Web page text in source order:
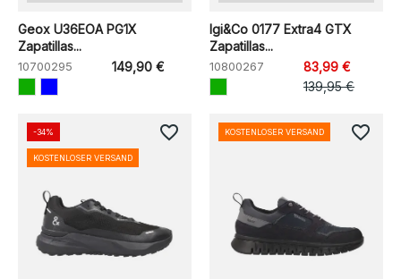
Geox U36EOA PG1X
Zapatillas...
10700295 149,90 €
Igi&Co 0177 Extra4 GTX
Zapatillas...
10800267
83,99 €
139,95 €
-34%
KOSTENLOSER VERSAND
favorite_border KOSTENLOSER VERSAND favorite_border